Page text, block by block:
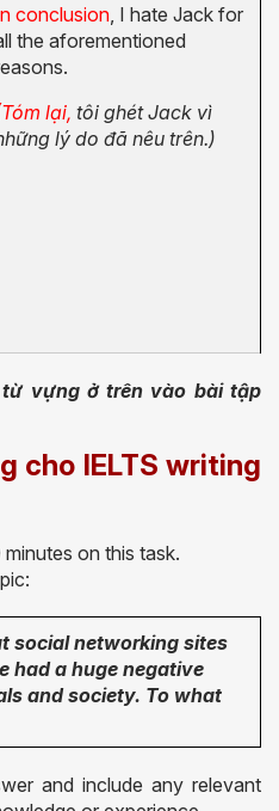
conclusion , I hate Jack for
the aforementioned
Tóm lại, tôi ghét Jack vì
lý do đã nêu trên.)
vựng ở trên vào bài tập
cho IELTS writing
on this task.
social networking sites
had a huge negative
and society. To what
and include any relevant